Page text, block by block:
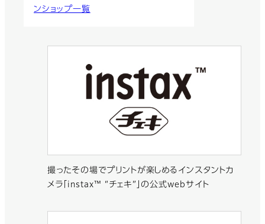
ンショップ一覧
撮ったその場でプリントが楽しめるインスタントカ
メラ「instax™ “チェキ”」の公式webサイト